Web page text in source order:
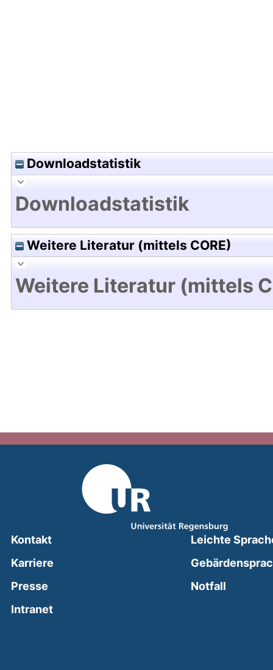
Downloadstatistik
Downloadstatistik
Weitere Literatur (mittels CORE)
Weitere Literatur (mittels
Kontakt
Karriere
Presse
Intranet(external link, opens in a new window)
Leichte
Notfall